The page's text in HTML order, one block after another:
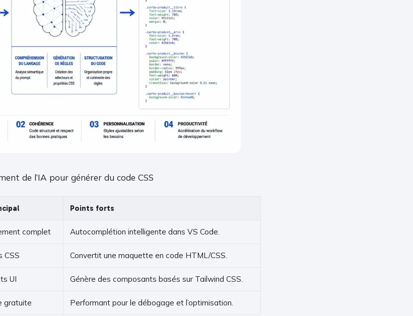
de l’IA pour générer du code CSS
Points forts
complet Autocomplétion intelligente dans VS Code.
CSS Convertit une maquette en code HTML/CSS.
UI Génère des composants basés sur Tailwind CSS.
gratuite Performant pour le débogage et l’optimisation.